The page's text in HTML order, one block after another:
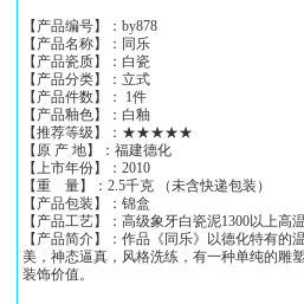
【产品编号】：by878
【产品名称】：同乐
【产品瓷质】：白瓷
【产品分类】：立式
【产品件数】： 1件
【产品釉色】：白釉
【推荐等级】：★★★★★
【原 产 地】：福建德化
【上市年份】：2010
【重 量】：2.5千克 （未含快递包装）
【产品包装】：锦盒
【产品工艺】：高级象牙白瓷泥1300以上高
【产品简介】：作品《同乐》以德化特有
美，神态逼真，风格洗练，有一种单纯的雕
装饰价值。